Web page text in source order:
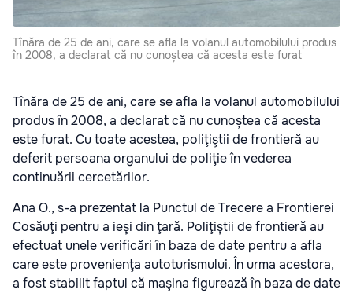
Tînăra de 25 de ani, care se afla la volanul automobilului produs
în 2008, a declarat că nu cunoștea că acesta este furat
Tînăra de 25 de ani, care se afla la volanul automobilului
produs în 2008, a declarat că nu cunoștea că acesta
este furat. Cu toate acestea, poliţiştii de frontieră au
deferit persoana organului de poliţie în vederea
continuării cercetărilor.
Ana O., s-a prezentat la Punctul de Trecere a Frontierei
Cosăuţi pentru a ieşi din ţară. Poliţiştii de frontieră au
efectuat unele verificări în baza de date pentru a afla
care este provenienţa autoturismului. În urma acestora,
a fost stabilit faptul că maşina figurează în baza de date